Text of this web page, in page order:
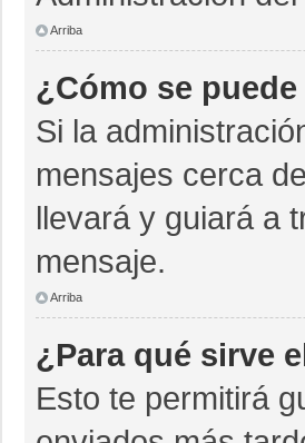
Arriba
¿Cómo se
Si la
mensajes cerca
llevará y guiará a
mensaje.
Arriba
¿Para qué sirve
Esto te permitirá